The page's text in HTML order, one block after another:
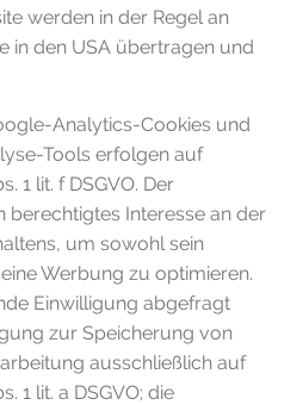
werden in der Regel an
in den USA übertragen und
Analytics-Cookies und
Tools erfolgen auf
1 lit. f DSGVO. Der
berechtigtes Interesse an der
um sowohl sein
Werbung zu optimieren.
Einwilligung abgefragt
zur Speicherung von
ausschließlich auf
1 lit. a DSGVO; die